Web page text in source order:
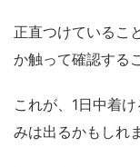
正直つけているこ
か触って確認する
これが、1日中着
みは出るかもしれ